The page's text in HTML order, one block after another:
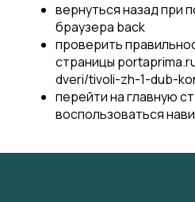
вернуться назад при
браузера back
проверить
страницы
dveri/tivoli-zh-1-dub-
перейти наглавную
воспользоваться